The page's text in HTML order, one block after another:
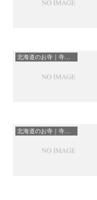
北海道のお寺｜寺院一覧
北海道のお寺｜寺院一覧